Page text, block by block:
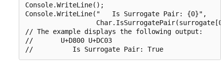
Console.WriteLine();
Console.WriteLine("   Is Surrogate Pair: {0}",
// The example displays the following output:
//       U+D800 U+DC03